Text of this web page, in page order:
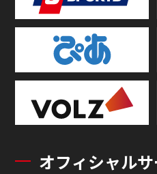
オフィシャル